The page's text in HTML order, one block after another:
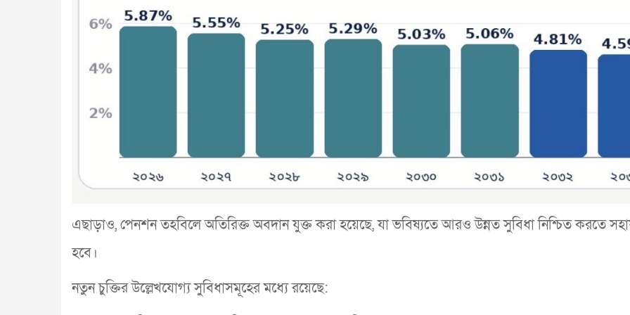
এছাড়াও, পেনশন তহবিলে অতিরিক্ত অবদান যুক্ত করা হয়েছে, যা ভবিষ্যতে আরও উন্নত সুবিধা নিশ্চিত করতে
হবে।
নতুন চুক্তির উল্লেখযোগ্য সুবিধাসমূহের মধ্যে রয়েছে: